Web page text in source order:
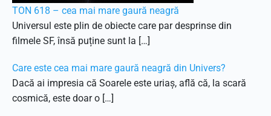
TON 618 – cea mai mare gaură neagră
Universul este plin de obiecte care par desprinse din
filmele SF, însă puține sunt la […]
Care este cea mai mare gaură neagră din Univers?
Dacă ai impresia că Soarele este uriaș, află că, la scară
cosmică, este doar o […]